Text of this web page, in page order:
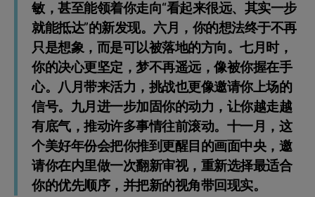
敏，甚至能领着你走向“看起来很远、其实一步
就能抵达”的新发现。六月，你的想法终于不再
只是想象，而是可以被落地的方向。七月时，
你的决心更坚定，梦不再遥远，像被你握在手
心。八月带来活力，挑战也更像邀请你上场的
信号。九月进一步加固你的动力，让你越走越
有底气，推动许多事情往前滚动。十一月，这
个美好年份会把你推到更醒目的画面中央，邀
请你在内里做一次翻新审视，重新选择最适合
你的优先顺序，并把新的视角带回现实。